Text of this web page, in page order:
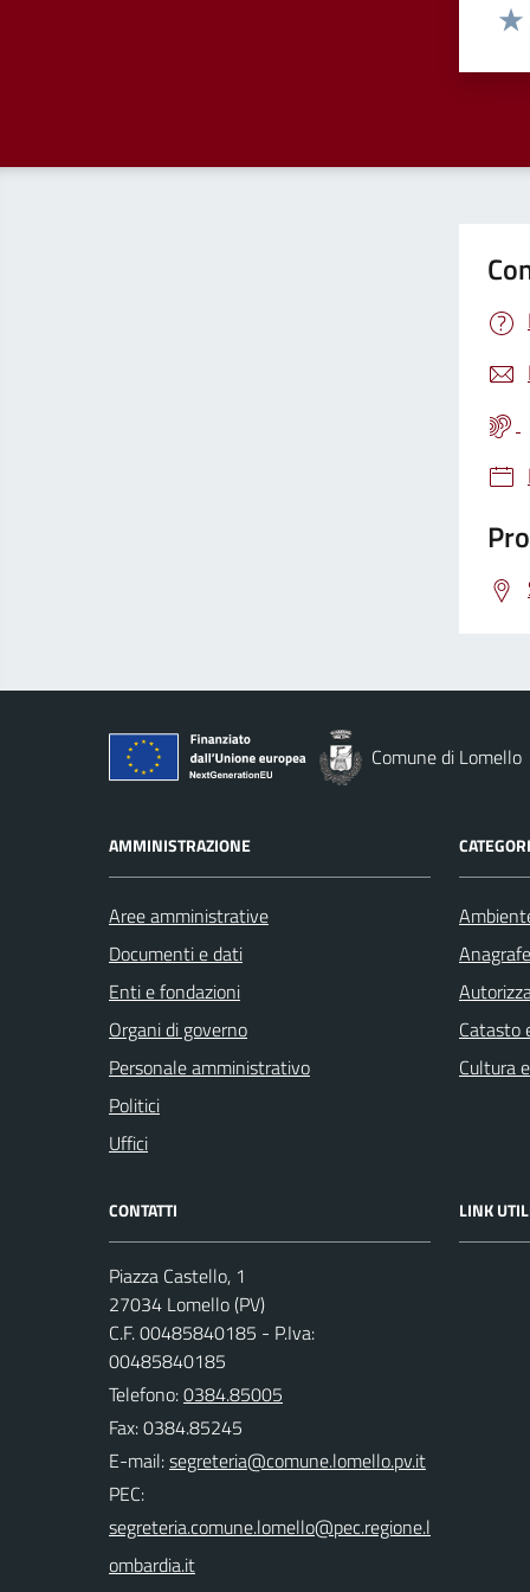
Comune di Lomello
AMMINISTRAZIONE
Aree amministrative
Documenti e dati
Enti e fondazioni
Organi di governo
Personale amministrativo
Politici
Uffici
Catasto
Cultura
CONTATTI
Piazza Castello, 1
27034 Lomello (PV)
C.F. 00485840185 - P.Iva:
00485840185
Telefono:0384.85005
Fax: 0384.85245
E-mail:
PEC:
LINK